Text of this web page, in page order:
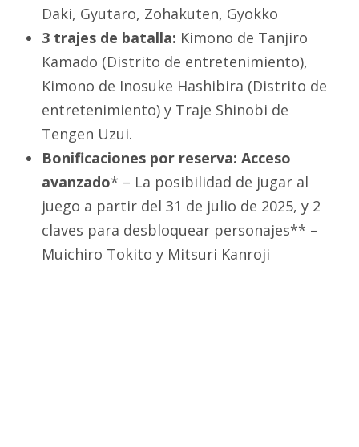
Daki, Gyutaro, Zohakuten, Gyokko
3 trajes de batalla: Kimono de Tanjiro
Kamado (Distrito de entretenimiento),
Kimono de Inosuke Hashibira (Distrito de
entretenimiento) y Traje Shinobi de
Tengen Uzui.
Bonificaciones por reserva: Acceso
avanzado* – La posibilidad de jugar al
juego a partir del 31 de julio de 2025, y 2
claves para desbloquear personajes** –
Muichiro Tokito y Mitsuri Kanroji